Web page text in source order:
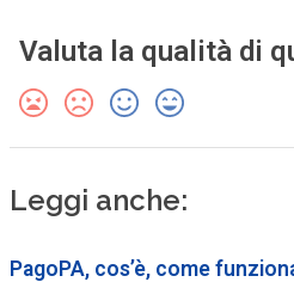
Valuta la qualità di
Leggi anche:
PagoPA, cos’è, come